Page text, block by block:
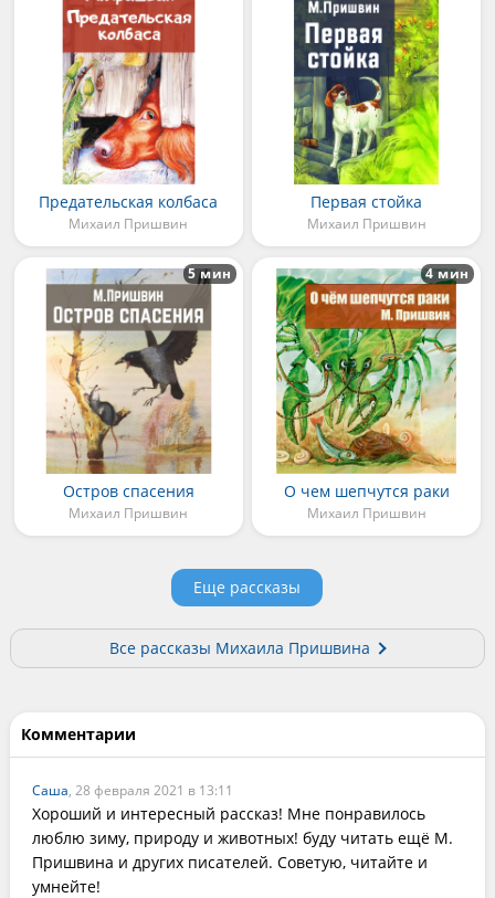
Предательская колбаса
Михаил Пришвин
Первая стойка
Михаил Пришвин
Остров спасения
Михаил Пришвин
5 мин
О чем шепчутся раки
Михаил Пришвин
4 мин
Еще рассказы
Все рассказы Михаила Пришвина
Комментарии
Саша, 28 февраля 2021 в 13:11
Хороший и интересный рассказ! Мне понравилось
люблю зиму, природу и животных! буду читать ещё М.
Пришвина и других писателей. Советую, читайте и
умнейте!